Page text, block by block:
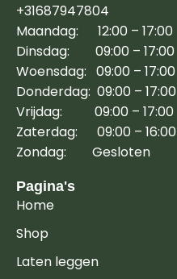
+31687947804
Maandag: 12:00 – 17:00
Dinsdag: 09:00 – 17:00
Woensdag: 09:00 – 17:00
Donderdag: 09:00 – 17:00
Vrijdag: 09:00 – 17:00
Zaterdag: 09:00 – 16:00
Zondag: Gesloten
Pagina's
Home
Shop
Laten leggen